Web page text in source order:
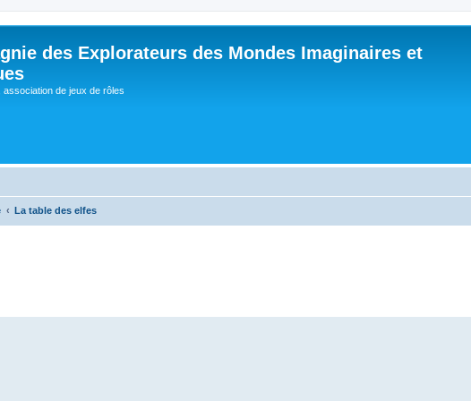
des Explorateurs des Mondes Imaginaires et
association de jeux de rôles
La table des elfes